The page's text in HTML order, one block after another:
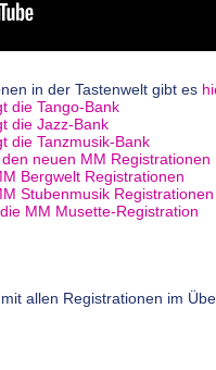
in der Tastenwelt gibt es
die Tango-Bank
die Jazz-Bank
die Tanzmusik-Bank
neuen MM Registrationen
Bergwelt Registrationen
Stubenmusik Registrationen
MM Musette-Registration
allen Registrationen im